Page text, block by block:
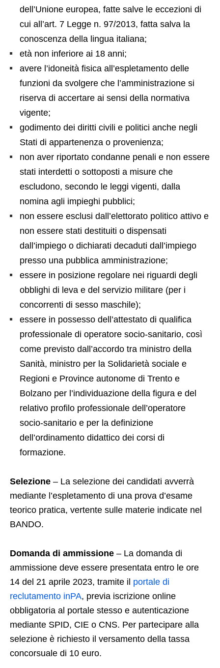
dell’Unione europea, fatte salve le eccezioni di
cui all’art. 7 Legge n. 97/2013, fatta salva la
conoscenza della lingua italiana;
età non inferiore ai 18 anni;
avere l’idoneità fisica all’espletamento delle
funzioni da svolgere che l’amministrazione si
riserva di accertare ai sensi della normativa
vigente;
godimento dei diritti civili e politici anche negli
Stati di appartenenza o provenienza;
non aver riportato condanne penali e non essere
stati interdetti o sottoposti a misure che
escludono, secondo le leggi vigenti, dalla
nomina agli impieghi pubblici;
non essere esclusi dall’elettorato politico attivo e
non essere stati destituiti o dispensati
dall’impiego o dichiarati decaduti dall’impiego
presso una pubblica amministrazione;
essere in posizione regolare nei riguardi degli
obblighi di leva e del servizio militare (per i
concorrenti di sesso maschile);
essere in possesso dell’attestato di qualifica
professionale di operatore socio-sanitario, così
come previsto dall’accordo tra ministro della
Sanità, ministro per la Solidarietà sociale e
Regioni e Province autonome di Trento e
Bolzano per l’individuazione della figura e del
relativo profilo professionale dell’operatore
socio-sanitario e per la definizione
dell’ordinamento didattico dei corsi di
formazione.
Selezione – La selezione dei candidati avverrà
mediante l’espletamento di una prova d’esame
teorico pratica, vertente sulle materie indicate nel
BANDO.
Domanda di ammissione – La domanda di
ammissione deve essere presentata entro le ore
14 del 21 aprile 2023, tramite il portale di
reclutamento inPA, previa iscrizione online
obbligatoria al portale stesso e autenticazione
mediante SPID, CIE o CNS. Per partecipare alla
selezione è richiesto il versamento della tassa
concorsuale di 10 euro.